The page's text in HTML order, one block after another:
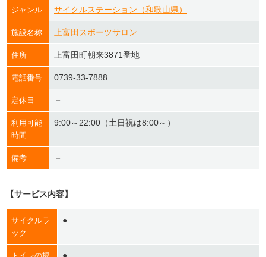
ジャンル サイクルステーション（和歌山県）
施設名称 上富田スポーツサロン
住所 上富田町朝来3871番地
電話番号 0739-33-7888
定休日 －
利用可能
時間
9:00～22:00（土日祝は8:00～）
備考 －
【サービス内容】
サイクルラ
ック
●